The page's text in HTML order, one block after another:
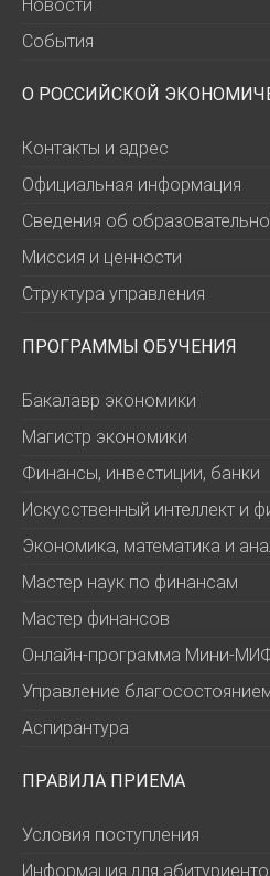
Новости
События
О РОССИЙСКОЙ
Контакты и адрес
Официальная информация
Сведения об
Миссия и ценности
Структура управления
ПРОГРАММЫ ОБУЧЕНИЯ
Бакалавр экономики
Магистр экономики
Финансы, инвестиции, банки
Искусственный интеллект и
Экономика, математика и
Мастер наук по финансам
Мастер финансов
Онлайн-программа Мини-
Управление
Аспирантура
ПРАВИЛА ПРИЕМА
Условия поступления
Информация для